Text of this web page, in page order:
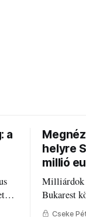
a
helyre
millió
Milliárdok
Bukarest
Mire költik
Cseke